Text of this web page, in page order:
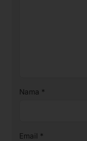
Nama *
Email *